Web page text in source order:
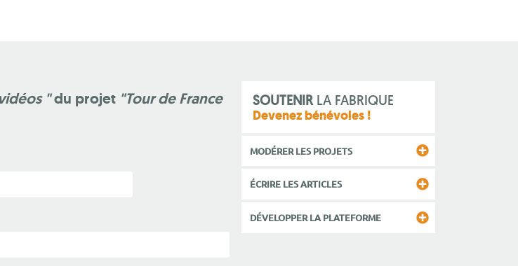
"du projet "Tour de France
SOUTENIR LA FABRIQUE
Devenez bénévoles !
MODÉRER LES PROJETS
ÉCRIRE LES ARTICLES
DÉVELOPPER LA PLATEFORME